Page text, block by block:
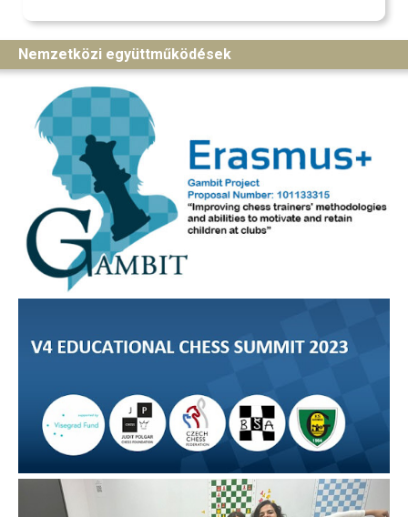
Nemzetközi együttműködések